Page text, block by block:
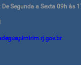
Segunda a Sexta 09h às